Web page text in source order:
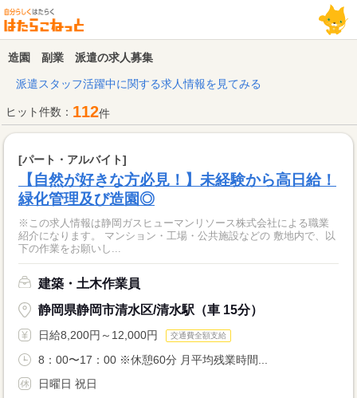
造園 副業 派遣の求人募集
派遣スタッフ活躍中に関する求人情報を見てみる
ヒット件数： 112件
[パート・アルバイト]
【自然が好きな方必見！】未経験から高日給！
緑化管理及び造園◎
※この求人情報は静岡ガスヒューマンリソース株式会社による職業
紹介になります。 マンション・工場・公共施設などの 敷地内で、以
下の作業をお願いし...
建築・土木作業員
静岡県静岡市清水区/清水駅（車 15分）
日給8,200円～12,000円 交通費全額支給
8：00〜17：00 ※休憩60分 月平均残業時間...
日曜日 祝日